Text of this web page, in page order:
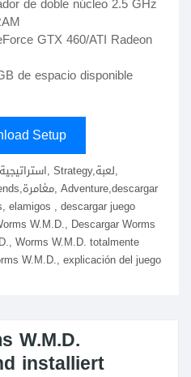
GTX 460/ATI Radeon
de espacio disponible
Setup
elamigos , descargar juego
W.M.D., Descargar Worms
Worms W.M.D. totalmente
W.M.D., explicación del juego
W.M.D.
installiert